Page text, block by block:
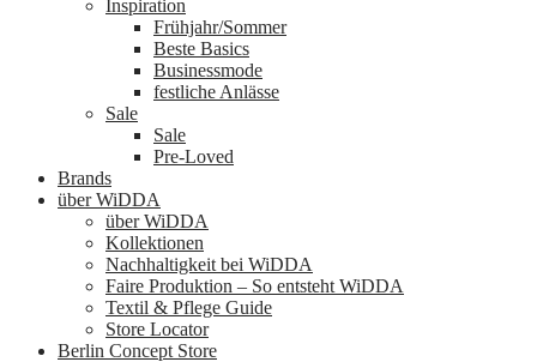
Inspiration
Frühjahr/Sommer
Beste Basics
Businessmode
festliche Anlässe
Sale
Sale
Pre-Loved
Brands
über WiDDA
über WiDDA
Kollektionen
Nachhaltigkeit bei WiDDA
Faire Produktion – So entsteht WiDDA
Textil & Pflege Guide
Store Locator
Berlin Concept Store